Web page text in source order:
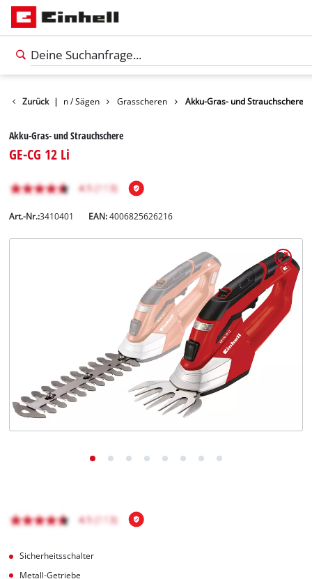
čeština
Zurück |
Gartenscheren / Sägen Grasscheren Akku-Gras- und Strauchschere
Akku-Gras- und Strauchschere
GE-CG 12 Li
Art.-Nr.:3410401 EAN:4006825626216
Sicherheitsschalter
Metall-Getriebe